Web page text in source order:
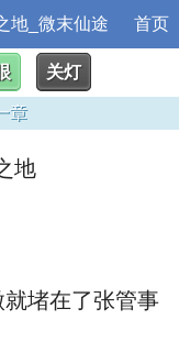
地_微末仙途 首页
关灯
章
地
堵在了张管事